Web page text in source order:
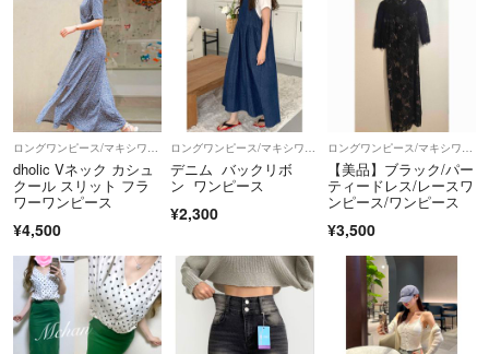
dholic Vネック カシュ
クール スリット フラ
ワーワンピース
¥4,500
デニム バックリボ
ン ワンピース
¥2,300
【美品】ブラック/パー
ティードレス/レースワ
ンピース/ワンピース
¥3,500